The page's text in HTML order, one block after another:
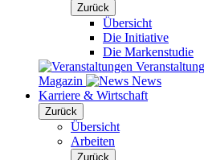
Zurück
Übersicht
Die Initiative
Die Markenstudie
Magazin
News
Karriere & Wirtschaft
Zurück
Übersicht
Arbeiten
Zurück